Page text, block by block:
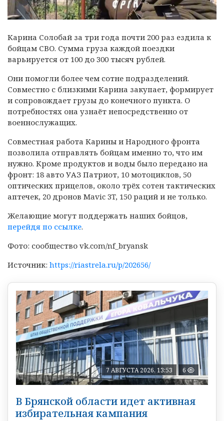
Карина Солобай за три года почти 200 раз ездила к
бойцам СВО. Сумма груза каждой поездки
варьируется от 100 до 300 тысяч рублей.
Они помогли более чем сотне подразделений.
Совместно с близкими Карина закупает, формирует
и сопровождает грузы до конечного пункта. О
потребностях она узнаёт непосредственно от
военнослужащих.
Совместная работа Карины и Народного фронта
позволила отправлять бойцам именно то, что им
нужно. Кроме продуктов и воды было передано на
фронт: 18 авто УАЗ Патриот, 10 мотоциклов, 50
оптических прицелов, около трёх сотен тактических
аптечек, 20 дронов Mavic 3T, 150 раций и не только.
Желающие могут поддержать наших бойцов,
перейдя по ссылке.
Фото: сообщество vk.com/nf_bryansk
Источник: https://riastrela.ru/p/202656/
7 АВГУСТА 2026, 13:53 6
В Брянской области идет активная
избирательная кампания